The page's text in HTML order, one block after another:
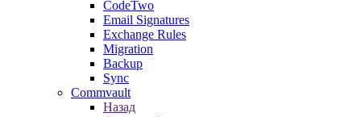
CodeTwo
Email Signatures
Exchange Rules
Migration
Backup
Sync
Commvault
Назад